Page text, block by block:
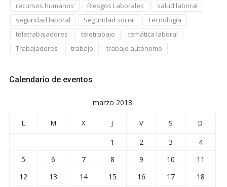
recursos humanos
Riesgos Laborales
salud laboral
seguridad laboral
Seguridad social
Tecnología
teletrabajadores
teletrabajo
temática laboral
Trabajadores
trabajo trabajo autónomo
Calendario de eventos
marzo 2018
L M X J V S D
1 2 3
4
5
6 7 8 9 10
11
12
13 14 15 16 17
18